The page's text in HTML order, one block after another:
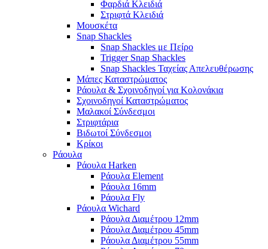
Φαρδιά Κλειδιά
Στριφτά Κλειδιά
Μουσκέτα
Snap Shackles
Snap Shackles με Πείρο
Trigger Snap Shackles
Snap Shackles Ταχείας Απελευθέρωσης
Μάπες Καταστρώματος
Ράουλα & Σχοινοδηγοί για Κολονάκια
Σχοινοδηγοί Καταστρώματος
Μαλακοί Σύνδεσμοι
Στριφτάρια
Βιδωτοί Σύνδεσμοι
Κρίκοι
Ράουλα
Ράουλα Harken
Ράουλα Element
Ράουλα 16mm
Ράουλα Fly
Ράουλα Wichard
Ράουλα Διαμέτρου 12mm
Ράουλα Διαμέτρου 45mm
Ράουλα Διαμέτρου 55mm